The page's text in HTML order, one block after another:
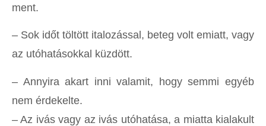
ment.
– Sok időt töltött italozással, beteg volt emiatt, vagy
az utóhatásokkal küzdött.
– Annyira akart inni valamit, hogy semmi egyéb
nem érdekelte.
– Az ivás vagy az ivás utóhatása, a miatta kialakult